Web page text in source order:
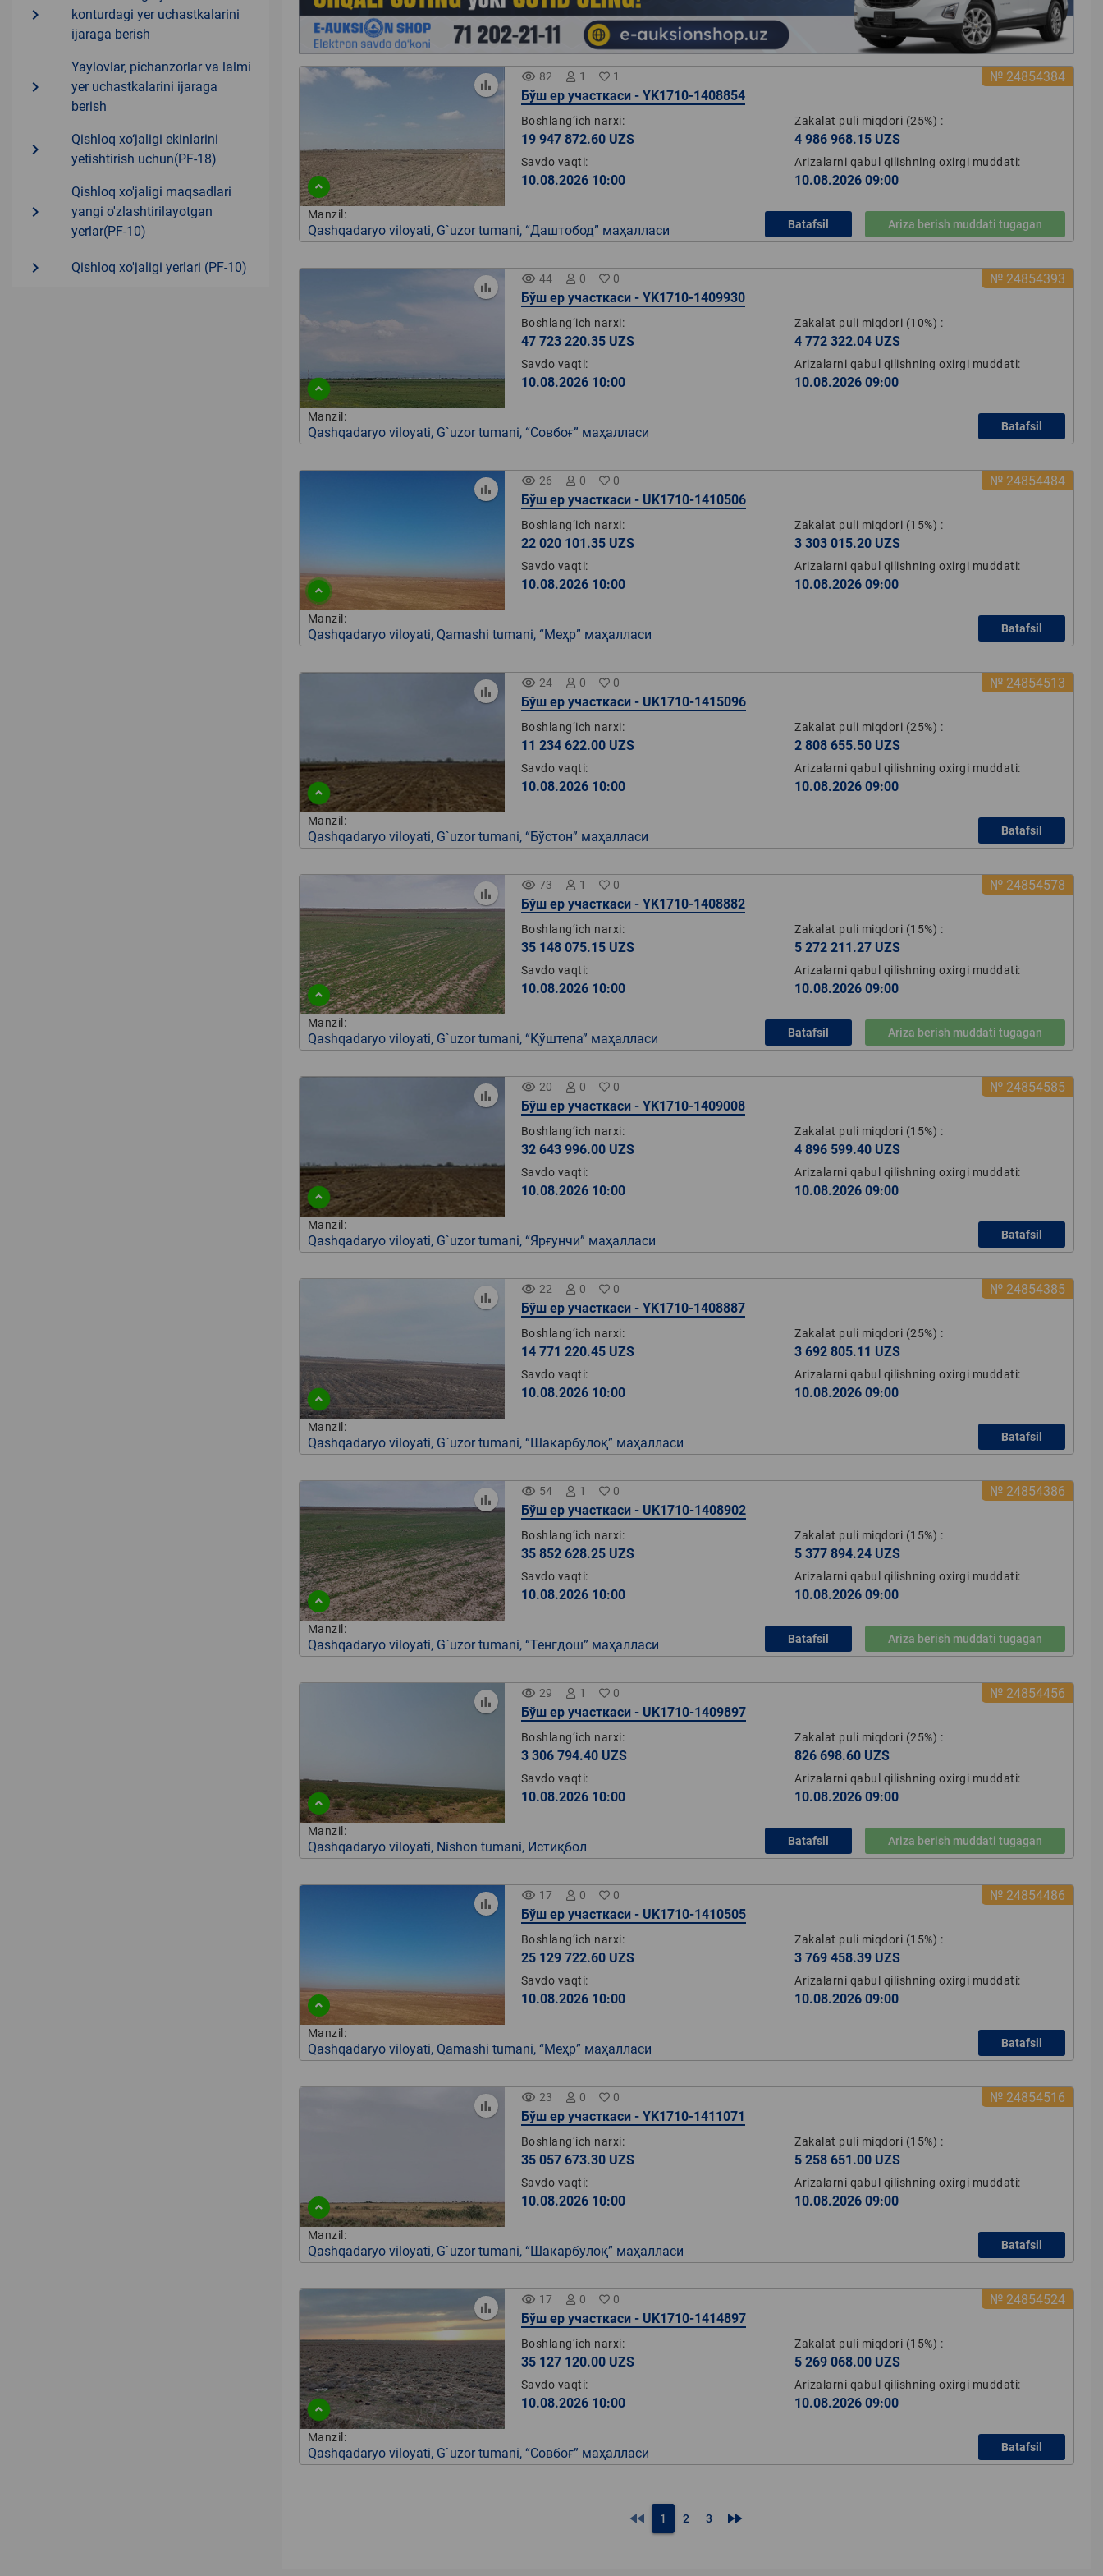
navigate_next
konturdagi yer uchastkalarini
ijaraga berish
navigate_next
Yaylovlar, pichanzorlar va lalmi
yer uchastkalarini ijaraga
berish
navigate_next
Qishloq xo‘jaligi ekinlarini
yetishtirish uchun(PF-18)
navigate_next
Qishloq xo'jaligi maqsadlari
yangi o'zlashtirilayotgan
yerlar(PF-10)
navigate_next Qishloq xo'jaligi yerlari (PF-10)
remove_red_eye 82 1 1
№ 24854384
Бўш ер участкаси - YK1710-1408854
Boshlang‘ich narxi:
19 947 872.60 UZS
Zakalat puli miqdori (25%) :
4 986 968.15 UZS
Savdo vaqti:
10.08.2026 10:00
Arizalarni qabul qilishning oxirgi muddati:
10.08.2026 09:00
Manzil:
Qashqadaryo viloyati, G`uzor tumani, “Даштобод” маҳалласи Batafsil Ariza berish muddati tugagan
remove_red_eye 44 0 0
№ 24854393
Бўш ер участкаси - YK1710-1409930
Boshlang‘ich narxi:
47 723 220.35 UZS
Zakalat puli miqdori (10%) :
4 772 322.04 UZS
Savdo vaqti:
10.08.2026 10:00
Arizalarni qabul qilishning oxirgi muddati:
10.08.2026 09:00
Manzil:
Qashqadaryo viloyati, G`uzor tumani, “Совбоғ” маҳалласи Batafsil
remove_red_eye 26 0 0
№ 24854484
Бўш ер участкаси - UK1710-1410506
Boshlang‘ich narxi:
22 020 101.35 UZS
Zakalat puli miqdori (15%) :
3 303 015.20 UZS
Savdo vaqti:
10.08.2026 10:00
Arizalarni qabul qilishning oxirgi muddati:
10.08.2026 09:00
Manzil:
Qashqadaryo viloyati, Qamashi tumani, “Меҳр” маҳалласи Batafsil
remove_red_eye 24 0 0
№ 24854513
Бўш ер участкаси - UK1710-1415096
Boshlang‘ich narxi:
11 234 622.00 UZS
Zakalat puli miqdori (25%) :
2 808 655.50 UZS
Savdo vaqti:
10.08.2026 10:00
Arizalarni qabul qilishning oxirgi muddati:
10.08.2026 09:00
Manzil:
Qashqadaryo viloyati, G`uzor tumani, “Бўстон” маҳалласи Batafsil
remove_red_eye 73 1 0
№ 24854578
Бўш ер участкаси - YK1710-1408882
Boshlang‘ich narxi:
35 148 075.15 UZS
Zakalat puli miqdori (15%) :
5 272 211.27 UZS
Savdo vaqti:
10.08.2026 10:00
Arizalarni qabul qilishning oxirgi muddati:
10.08.2026 09:00
Manzil:
Qashqadaryo viloyati, G`uzor tumani, “Қўштепа” маҳалласи Batafsil Ariza berish muddati tugagan
remove_red_eye 20 0 0
№ 24854585
Бўш ер участкаси - YK1710-1409008
Boshlang‘ich narxi:
32 643 996.00 UZS
Zakalat puli miqdori (15%) :
4 896 599.40 UZS
Savdo vaqti:
10.08.2026 10:00
Arizalarni qabul qilishning oxirgi muddati:
10.08.2026 09:00
Manzil:
Qashqadaryo viloyati, G`uzor tumani, “Ярғунчи” маҳалласи Batafsil
remove_red_eye 22 0 0
№ 24854385
Бўш ер участкаси - YK1710-1408887
Boshlang‘ich narxi:
14 771 220.45 UZS
Zakalat puli miqdori (25%) :
3 692 805.11 UZS
Savdo vaqti:
10.08.2026 10:00
Arizalarni qabul qilishning oxirgi muddati:
10.08.2026 09:00
Manzil:
Qashqadaryo viloyati, G`uzor tumani, “Шакарбулоқ” маҳалласи Batafsil
remove_red_eye 54 1 0
№ 24854386
Бўш ер участкаси - UK1710-1408902
Boshlang‘ich narxi:
35 852 628.25 UZS
Zakalat puli miqdori (15%) :
5 377 894.24 UZS
Savdo vaqti:
10.08.2026 10:00
Arizalarni qabul qilishning oxirgi muddati:
10.08.2026 09:00
Manzil:
Qashqadaryo viloyati, G`uzor tumani, “Тенгдош” маҳалласи Batafsil Ariza berish muddati tugagan
remove_red_eye 29 1 0
№ 24854456
Бўш ер участкаси - UK1710-1409897
Boshlang‘ich narxi:
3 306 794.40 UZS
Zakalat puli miqdori (25%) :
826 698.60 UZS
Savdo vaqti:
10.08.2026 10:00
Arizalarni qabul qilishning oxirgi muddati:
10.08.2026 09:00
Manzil:
Qashqadaryo viloyati, Nishon tumani, Истиқбол Batafsil Ariza berish muddati tugagan
remove_red_eye 17 0 0
№ 24854486
Бўш ер участкаси - UK1710-1410505
Boshlang‘ich narxi:
25 129 722.60 UZS
Zakalat puli miqdori (15%) :
3 769 458.39 UZS
Savdo vaqti:
10.08.2026 10:00
Arizalarni qabul qilishning oxirgi muddati:
10.08.2026 09:00
Manzil:
Qashqadaryo viloyati, Qamashi tumani, “Меҳр” маҳалласи Batafsil
remove_red_eye 23 0 0
№ 24854516
Бўш ер участкаси - YK1710-1411071
Boshlang‘ich narxi:
35 057 673.30 UZS
Zakalat puli miqdori (15%) :
5 258 651.00 UZS
Savdo vaqti:
10.08.2026 10:00
Arizalarni qabul qilishning oxirgi muddati:
10.08.2026 09:00
Manzil:
Qashqadaryo viloyati, G`uzor tumani, “Шакарбулоқ” маҳалласи Batafsil
remove_red_eye 17 0 0
№ 24854524
Бўш ер участкаси - UK1710-1414897
Boshlang‘ich narxi:
35 127 120.00 UZS
Zakalat puli miqdori (15%) :
5 269 068.00 UZS
Savdo vaqti:
10.08.2026 10:00
Arizalarni qabul qilishning oxirgi muddati:
10.08.2026 09:00
Manzil:
Qashqadaryo viloyati, G`uzor tumani, “Совбоғ” маҳалласи Batafsil
fast_rewind 1 2 3 fast_forward